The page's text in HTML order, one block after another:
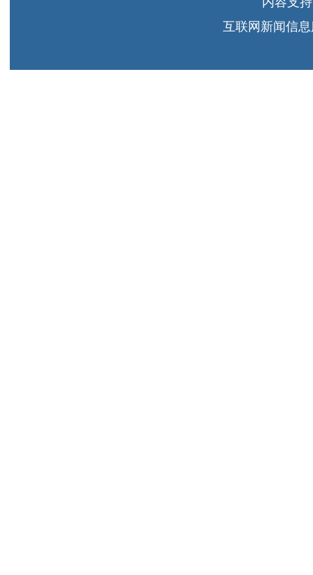
互联网新闻信息